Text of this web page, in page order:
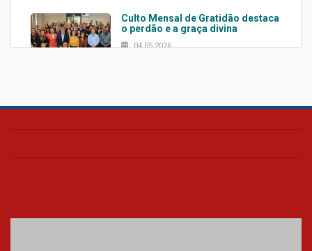
Culto Mensal de Gratidão destaca
o perdão e a graça divina
04.05.2026
Confira como foi o culto mensal